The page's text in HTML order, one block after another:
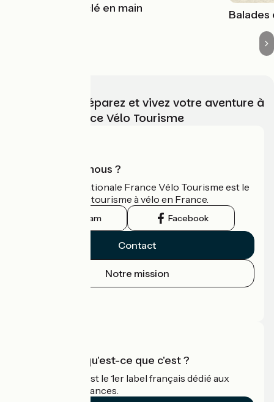
Séjours vélo clé en main
Choisissez, préparez et vivez votre aventure à
vélo avec France Vélo Tourisme
Qui sommes-nous ?
L'association nationale France Vélo Tourisme est le
guide officiel du tourisme à vélo en France.
Instagram Facebook
Contact
Notre mission
Accueil Vélo qu'est-ce que c'est ?
Accueil Vélo c'est le 1er label français dédié aux
cyclistes en vacances.